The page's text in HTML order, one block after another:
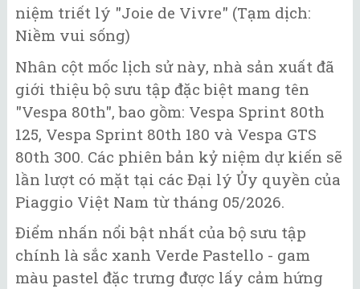
niệm triết lý "Joie de Vivre" (Tạm dịch:
Niềm vui sống)
Nhân cột mốc lịch sử này, nhà sản xuất đã
giới thiệu bộ sưu tập đặc biệt mang tên
"Vespa 80th", bao gồm: Vespa Sprint 80th
125, Vespa Sprint 80th 180 và Vespa GTS
80th 300. Các phiên bản kỷ niệm dự kiến sẽ
lần lượt có mặt tại các Đại lý Ủy quyền của
Piaggio Việt Nam từ tháng 05/2026.
Điểm nhấn nổi bật nhất của bộ sưu tập
chính là sắc xanh Verde Pastello - gam
màu pastel đặc trưng được lấy cảm hứng